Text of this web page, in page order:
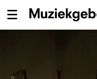
Menu